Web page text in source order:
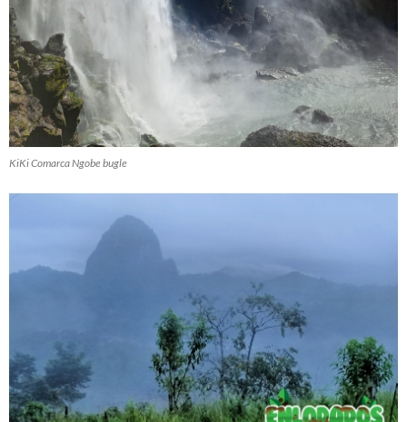
KiKi Comarca Ngobe bugle